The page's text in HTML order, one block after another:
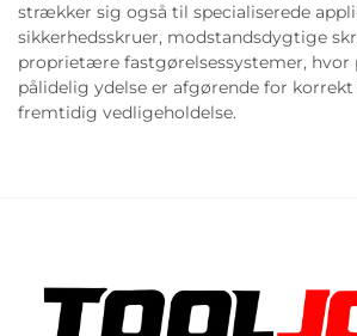
strækker sig også til specialiserede
sikkerhedsskruer, modstandsdygtige
proprietære fastgørelsessystemer,
pålidelig ydelse er afgørende for
fremtidig vedligeholdelse.